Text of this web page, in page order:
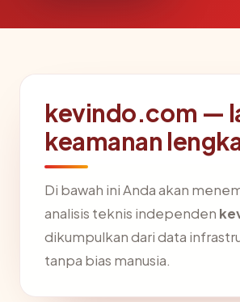
kevindo.com —
keamanan
Di bawah ini Anda akan
analisis teknis independen
dikumpulkan dari data
tanpa bias manusia.